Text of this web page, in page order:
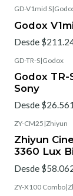
GD-V1mid S|
Godox
Desde
GD-TR-S|Godox
Godox
Sony
Desde $26.561
ZY-CM25 |Zhiyun
Zhiyun
3360 Lux
Desde
ZY-X100 Combo|